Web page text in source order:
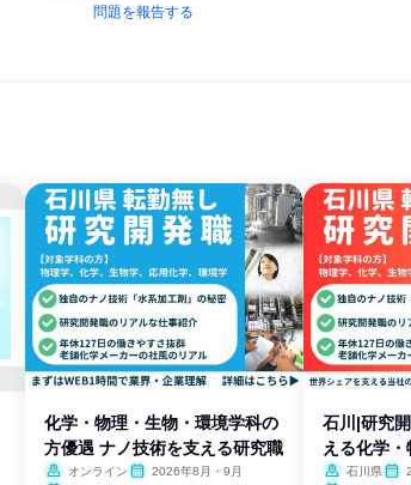
問題を報告する
化学・物理・生物・環境学科の
方優遇 ナノ技術を支える研究職
オンライン
2026年8月・9月
石川|研究
える化学
石川県